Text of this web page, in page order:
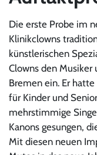
Die erste Probe im
Klinikclowns
künstlerischen
Clowns den Musiker
Bremen ein. Er
für Kinder und
mehrstimmige
Kanons gesungen,
Mit diesen neuen